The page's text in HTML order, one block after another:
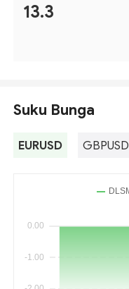
13.3
Suku Bunga
EURUSD GBPUSD